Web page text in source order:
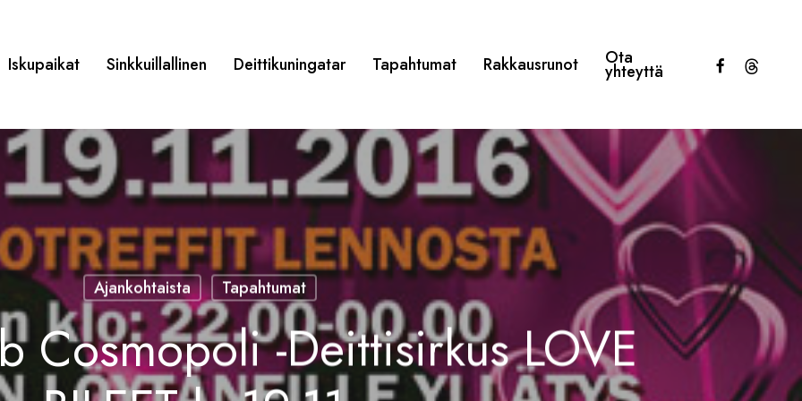
Iskupaikat Sinkkuillallinen Deittikuningatar Tapahtumat Rakkausrunot Ota
yhteyttä facebookthreads
Ajankohtaista Tapahtumat
Cosmopoli -Deittisirkus LOVE